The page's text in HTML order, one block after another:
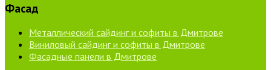
Фасад
Металлический сайдинг и софиты в Дмитрове
Виниловый сайдинг и софиты в Дмитрове
Фасадные панели в Дмитрове